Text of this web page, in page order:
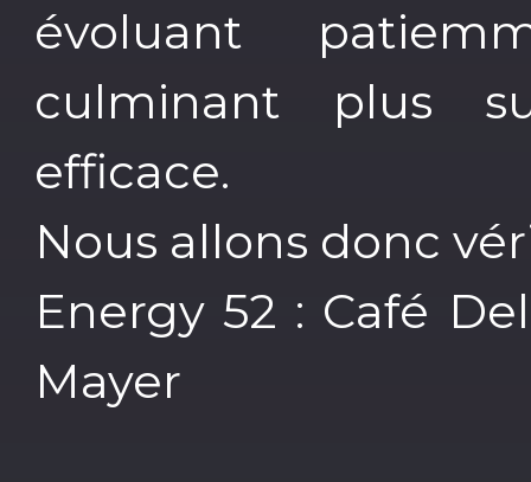
évoluant
culminant plus
efficace.
Nous allons donc
Energy 52 : Café
Mayer